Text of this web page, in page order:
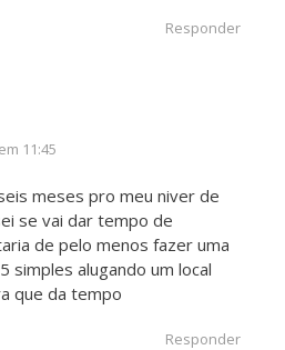
Responder
11:45
meses pro meu niver de
se vai dar tempo de
de pelo menos fazer uma
simples alugando um local
que da tempo
Responder